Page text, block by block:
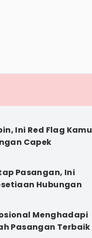
Ini Red Flag Kamu
Capek
Pasangan, Ini
Hubungan
Menghadapi
Pasangan Terbaik